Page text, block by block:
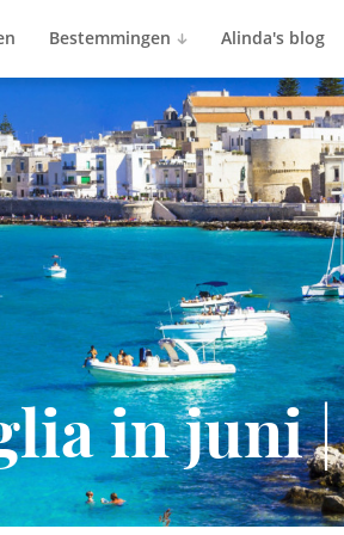
Bestemmingen Alinda's blog
in juni|